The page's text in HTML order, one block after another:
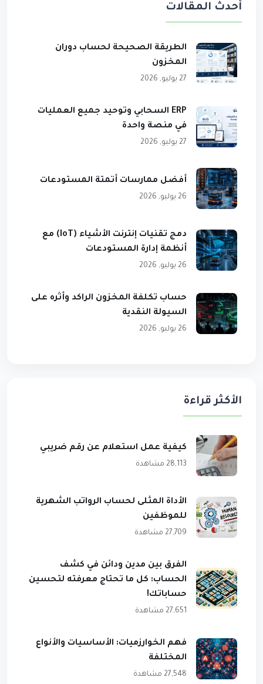
أحدث المقالات
الطريقة الصحيحة لحساب دوران
المخزون
27 يوليو, 2026
ERP السحابي وتوحيد جميع العمليات
في منصة واحدة
27 يوليو, 2026
أفضل ممارسات أتمتة المستودعات
26 يوليو, 2026
دمج تقنيات إنترنت الأشياء (IoT) مع
أنظمة إدارة المستودعات
26 يوليو, 2026
حساب تكلفة المخزون الراكد وأثره على
السيولة النقدية
26 يوليو, 2026
الأكثر قراءة
كيفية عمل استعلام عن رقم ضريبي
28,113 مشاهدة
الأداة المثلى لحساب الرواتب الشهرية
للموظفين
27,709 مشاهدة
الفرق بين مدين ودائن في كشف
الحساب: كل ما تحتاج معرفته لتحسين
حساباتك!
27,651 مشاهدة
فهم الخوارزميات: الأساسيات والأنواع
المختلفة
27,548 مشاهدة